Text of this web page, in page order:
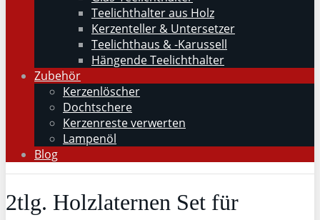
Teelichthalter aus Holz
Kerzenteller & Untersetzer
Teelichthaus & -Karussell
Hängende Teelichthalter
Zubehör
Kerzenlöscher
Dochtschere
Kerzenreste verwerten
Lampenöl
Blog
2tlg. Holzlaternen Set für